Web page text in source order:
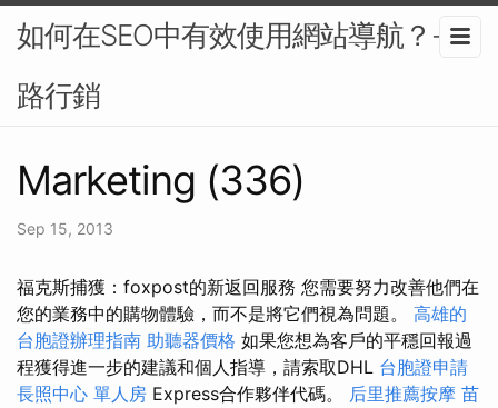
如何在SEO中有效使用網站導航？-網
路行銷
Marketing (336)
Sep 15, 2013
福克斯捕獲：foxpost的新返回服務 您需要努力改善他們在
您的業務中的購物體驗，而不是將它們視為問題。 高雄的
台胞證辦理指南 助聽器價格 如果您想為客戶的平穩回報過
程獲得進一步的建議和個人指導，請索取DHL 台胞證申請
長照中心 單人房 Express合作夥伴代碼。 后里推薦按摩 苗